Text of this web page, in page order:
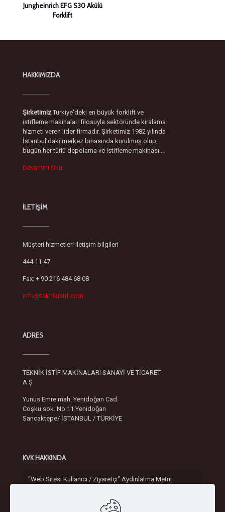
Jungheinrich EFG S30 Akülü
Forklift
HAKKIMIZDA
Şirketimiz Türkiye'deki en büyük forklift ve
istifleme makinaları filosuyla sektöründe kiralama
hizmeti veren lider firmadır. Şirketimiz 1982 yılında
İstanbul'daki merkez binasında kurulmuş olup,
bugün her türlü depolama ve istifleme makinası...
Devamını Oku
İLETİŞİM
Müşteri hizmetleri iletişim bilgileri
444 11 47
Fax: + 90 216 484 68 08
info@teknikistif.com
ADRES
TEKNİK İSTİF MAKİNALARI SANAYİ VE TİCARET
A.Ş
Yunus Emre mah. Yenidoğan Cad.
Coşku sok. No:11.Yenidoğan
Sancaktepe/ İSTANBUL / TÜRKİYE
KVK HAKKINDA
“Web Sitesi Kullanıcı / Ziyaretçi” Aydınlatma Metni